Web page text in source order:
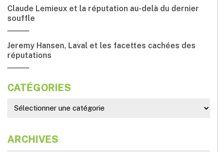
Claude Lemieux et la réputation au-delà du dernier
souffle
Jeremy Hansen, Laval et les facettes cachées des
réputations
CATÉGORIES
ARCHIVES